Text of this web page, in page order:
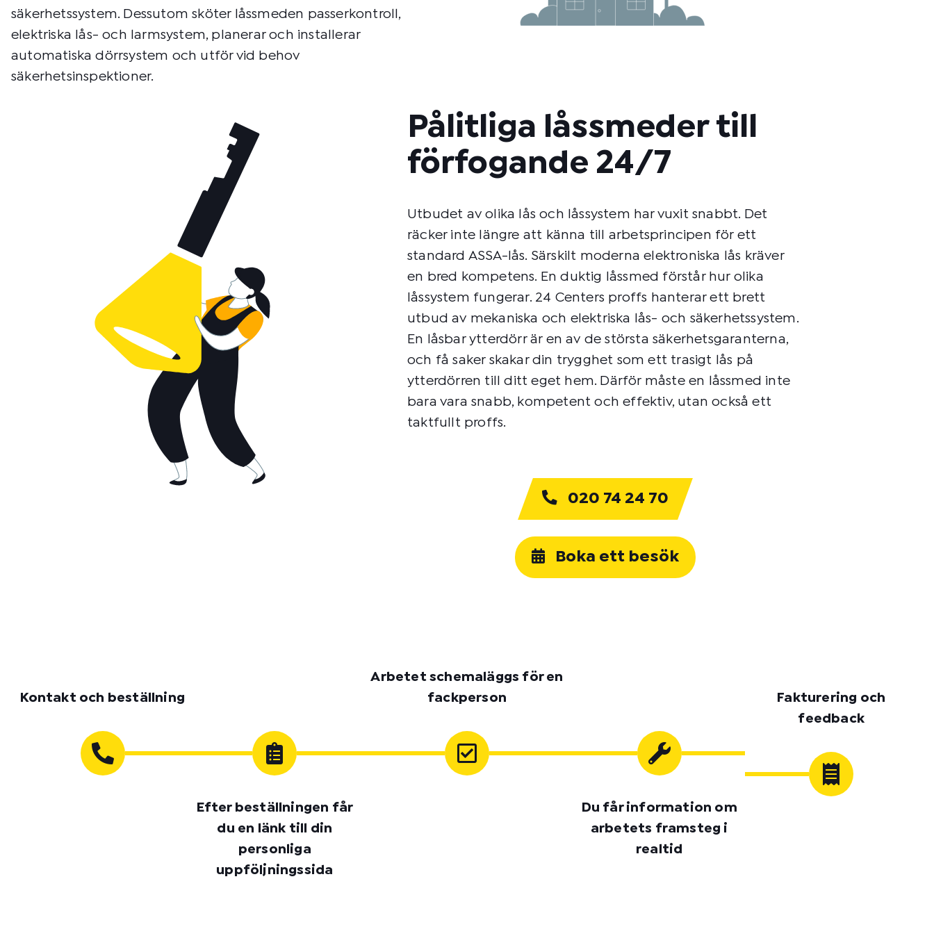
säkerhetssystem. Dessutom sköter låssmeden passerkontroll,
elektriska lås- och larmsystem, planerar och installerar
automatiska dörrsystem och utför vid behov
säkerhetsinspektioner.
Pålitliga låssmeder till
förfogande 24/7
Utbudet av olika lås och låssystem har vuxit snabbt. Det
räcker inte längre att känna till arbetsprincipen för ett
standard ASSA-lås. Särskilt moderna elektroniska lås kräver
en bred kompetens. En duktig låssmed förstår hur olika
låssystem fungerar. 24 Centers proffs hanterar ett brett
utbud av mekaniska och elektriska lås- och säkerhetssystem.
En låsbar ytterdörr är en av de största säkerhetsgaranterna,
och få saker skakar din trygghet som ett trasigt lås på
ytterdörren till ditt eget hem. Därför måste en låssmed inte
bara vara snabb, kompetent och effektiv, utan också ett
taktfullt proffs.
020 74 24 70
Boka ett besök
Kontakt och beställning
Efter beställningen får
du en länk till din
personliga
uppföljningssida
Arbetet schemaläggs för en
fackperson
Du får information om
arbetets framsteg i
realtid
Fakturering och
feedback